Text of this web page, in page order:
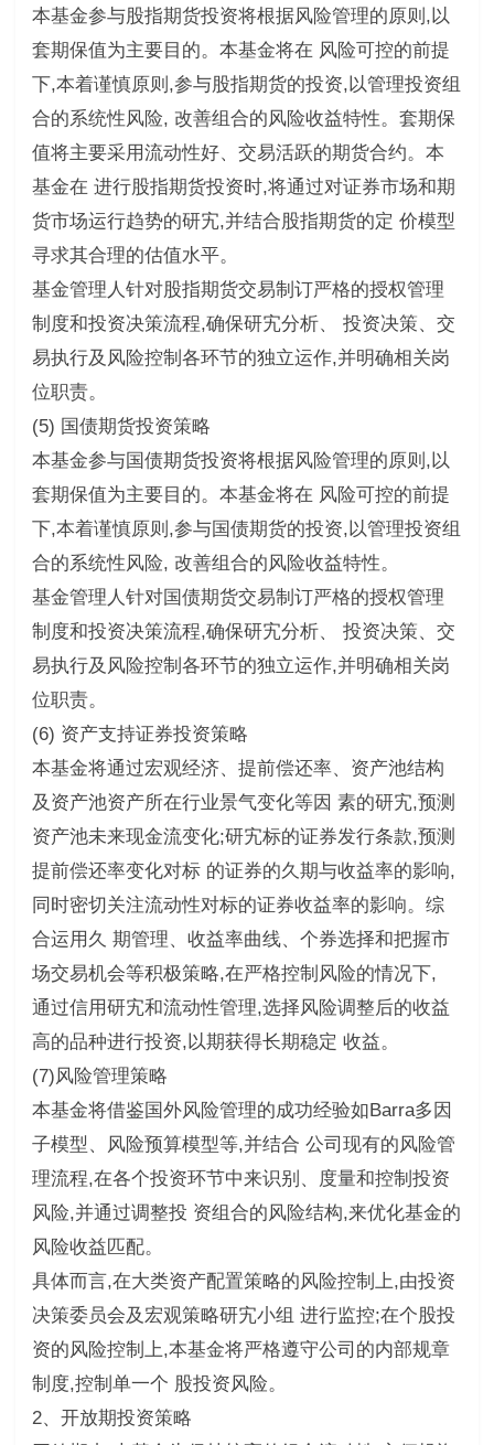
本基金参与股指期货投资将根据风险管理的原则,以
套期保值为主要目的。本基金将在 风险可控的前提
下,本着谨慎原则,参与股指期货的投资,以管理投资组
合的系统性风险, 改善组合的风险收益特性。套期保
值将主要采用流动性好、交易活跃的期货合约。本
基金在 进行股指期货投资时,将通过对证券市场和期
货市场运行趋势的研宄,并结合股指期货的定 价模型
寻求其合理的估值水平。
基金管理人针对股指期货交易制订严格的授权管理
制度和投资决策流程,确保研宄分析、 投资决策、交
易执行及风险控制各环节的独立运作,并明确相关岗
位职责。
(5) 国债期货投资策略
本基金参与国债期货投资将根据风险管理的原则,以
套期保值为主要目的。本基金将在 风险可控的前提
下,本着谨慎原则,参与国债期货的投资,以管理投资组
合的系统性风险, 改善组合的风险收益特性。
基金管理人针对国债期货交易制订严格的授权管理
制度和投资决策流程,确保研宄分析、 投资决策、交
易执行及风险控制各环节的独立运作,并明确相关岗
位职责。
(6) 资产支持证券投资策略
本基金将通过宏观经济、提前偿还率、资产池结构
及资产池资产所在行业景气变化等因 素的研宄,预测
资产池未来现金流变化;研宄标的证券发行条款,预测
提前偿还率变化对标 的证券的久期与收益率的影响,
同时密切关注流动性对标的证券收益率的影响。综
合运用久 期管理、收益率曲线、个券选择和把握市
场交易机会等积极策略,在严格控制风险的情况下,
通过信用研宄和流动性管理,选择风险调整后的收益
高的品种进行投资,以期获得长期稳定 收益。
(7)风险管理策略
本基金将借鉴国外风险管理的成功经验如Barra多因
子模型、风险预算模型等,并结合 公司现有的风险管
理流程,在各个投资环节中来识别、度量和控制投资
风险,并通过调整投 资组合的风险结构,来优化基金的
风险收益匹配。
具体而言,在大类资产配置策略的风险控制上,由投资
决策委员会及宏观策略研宄小组 进行监控;在个股投
资的风险控制上,本基金将严格遵守公司的内部规章
制度,控制单一个 股投资风险。
2、开放期投资策略